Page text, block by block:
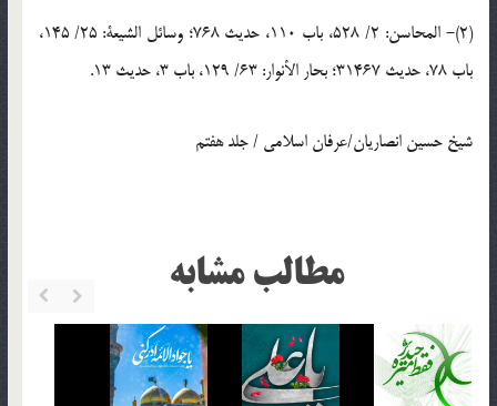
(2)- المحاسن: 2/ 528، باب 110، حديث 768؛ وسائل الشيعة: 25/ 145،
باب 78، حديث 31467؛ بحار الأنوار: 63/ 129، باب 3، حديث 13.
شیخ حسین انصاریان/عرفان اسلامی / جلد هفتم
مطالب مشابه